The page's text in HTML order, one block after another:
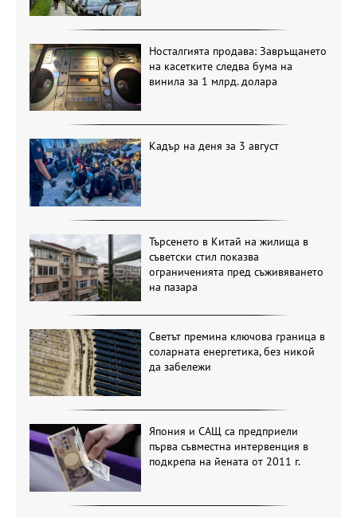
Носталгията продава: Завръщането
на касетките следва бума на
винила за 1 млрд. долара
Кадър на деня за 3 август
Търсенето в Китай на жилища в
съветски стил показва
ограниченията пред съживяването
на пазара
Светът премина ключова граница в
соларната енергетика, без никой
да забележи
Япония и САЩ са предприели
първа съвместна интервенция в
подкрепа на йената от 2011 г.